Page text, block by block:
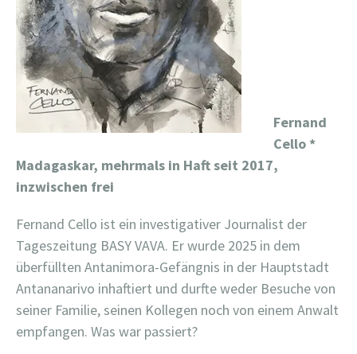
Fernand
Cello *
Madagaskar, mehrmals in Haft seit 2017,
inzwischen frei
Fernand Cello ist ein investigativer Journalist der
Tageszeitung BASY VAVA. Er wurde 2025 in dem
überfüllten Antanimora-Gefängnis in der Hauptstadt
Antananarivo inhaftiert und durfte weder Besuche von
seiner Familie, seinen Kollegen noch von einem Anwalt
empfangen. Was war passiert?